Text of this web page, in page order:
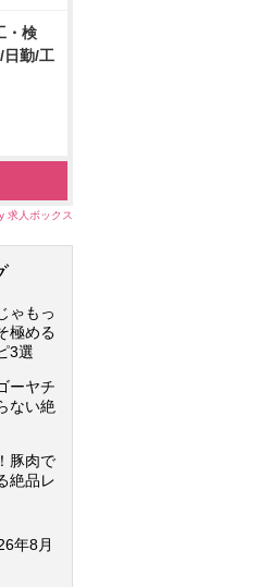
・検
日勤/工
求人ボックス
ゃもっ
極める
3選
ーヤチ
ない絶
豚肉で
絶品レ
年8月